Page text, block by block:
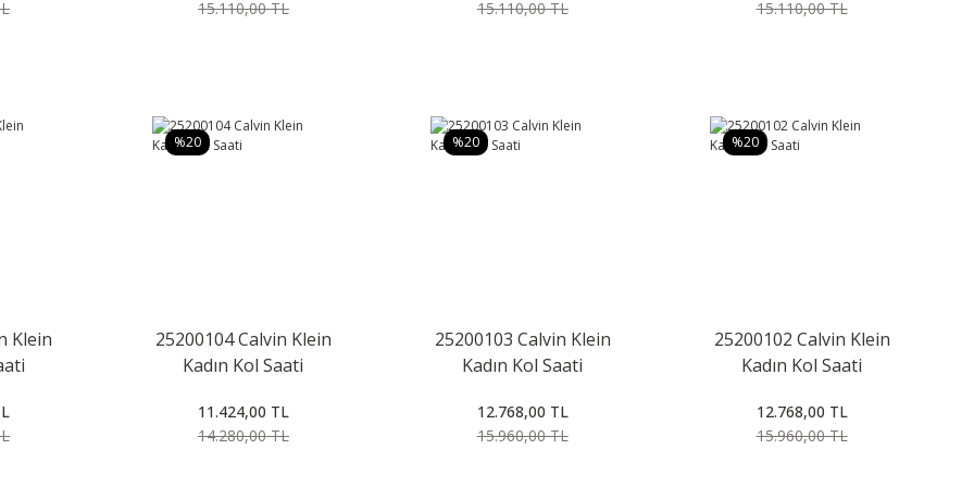
15.110,00 TL
15.110,00 TL
15.110,00 TL
Klein
%20
25200104 Calvin Klein
Kadın Kol Saati
11.424,00 TL
14.280,00 TL
%20
25200103 Calvin Klein
Kadın Kol Saati
12.768,00 TL
15.960,00 TL
%20
25200102 Calvin Klein
Kadın Kol Saati
12.768,00 TL
15.960,00 TL